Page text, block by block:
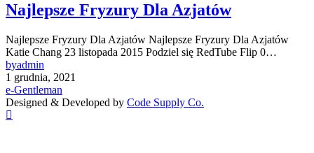
Najlepsze Fryzury Dla Azjatów
Najlepsze Fryzury Dla Azjatów Najlepsze Fryzury Dla Azjatów
Katie Chang 23 listopada 2015 Podziel się RedTube Flip 0…
byadmin
1 grudnia, 2021
e-Gentleman
Designed & Developed by Code Supply Co.